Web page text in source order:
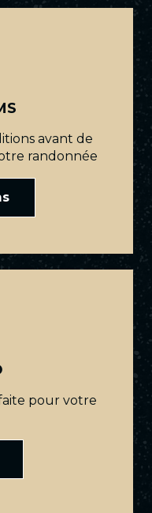
avant de
randonnée
pour votre